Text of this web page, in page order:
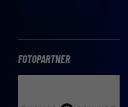
FOTOPARTNER